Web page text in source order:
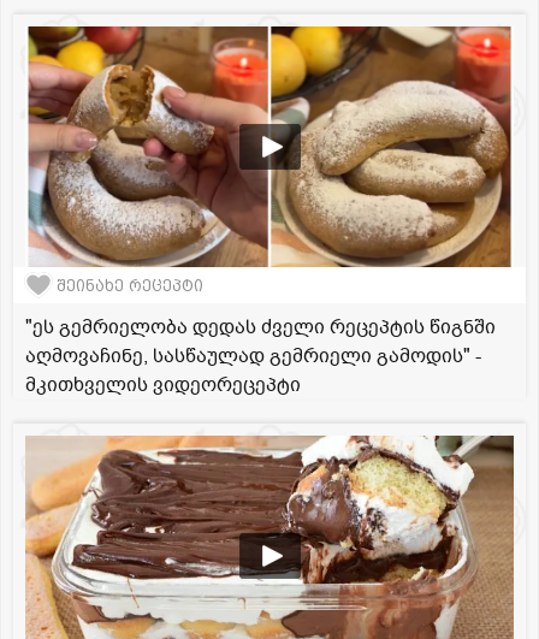
შეინახე რეცეპტი
"ეს გემრიელობა დედას ძველი რეცეპტის წიგნში
აღმოვაჩინე, სასწაულად გემრიელი გამოდის" -
მკითხველის ვიდეორეცეპტი